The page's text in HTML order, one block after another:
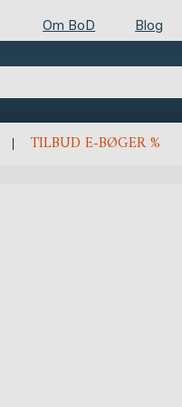
Om BoD Blog
TILBUD E-BØGER %